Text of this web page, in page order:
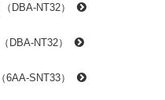
DBA-NT32）
DBA-NT32）
SNT33）